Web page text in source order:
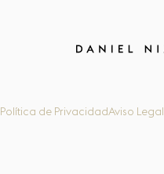
Política de PrivacidadAviso Legal